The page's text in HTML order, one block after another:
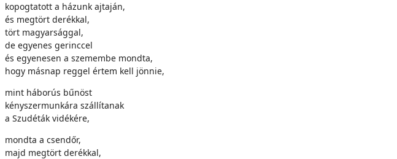
kopogtatott a házunk ajtaján,
és megtört derékkal,
tört magyarsággal,
de egyenes gerinccel
és egyenesen a szemembe mondta,
hogy másnap reggel értem kell jönnie,
mint háborús bűnöst
kényszermunkára szállítanak
a Szudéták vidékére,
mondta a csendőr,
majd megtört derékkal,